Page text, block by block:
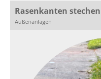
Rasenkanten stechen
Außenanlagen